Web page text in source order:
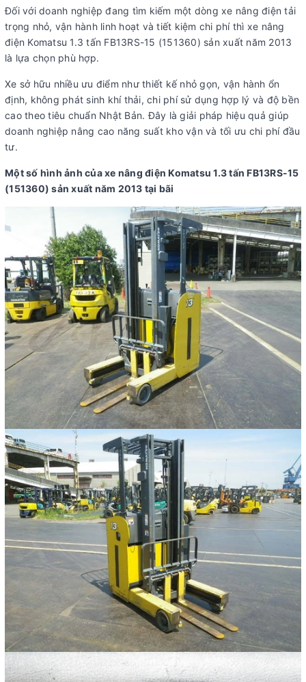
Đối với doanh nghiệp đang tìm kiếm một dòng xe nâng điện tải
trọng nhỏ, vận hành linh hoạt và tiết kiệm chi phí thì xe nâng
điện Komatsu 1.3 tấn FB13RS-15 (151360) sản xuất năm 2013
là lựa chọn phù hợp.
Xe sở hữu nhiều ưu điểm như thiết kế nhỏ gọn, vận hành ổn
định, không phát sinh khí thải, chi phí sử dụng hợp lý và độ bền
cao theo tiêu chuẩn Nhật Bản. Đây là giải pháp hiệu quả giúp
doanh nghiệp nâng cao năng suất kho vận và tối ưu chi phí đầu
tư.
Một số hình ảnh của xe nâng điện Komatsu 1.3 tấn FB13RS-15
(151360) sản xuất năm 2013 tại bãi